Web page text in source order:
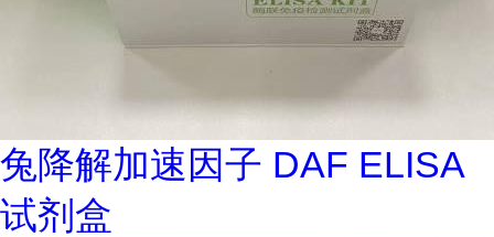
兔降解加速因子 DAF ELISA
试剂盒